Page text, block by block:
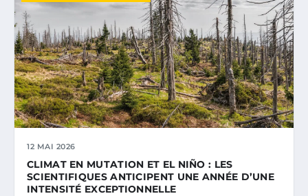
12 MAI 2026
CLIMAT EN MUTATION ET EL NIÑO : LES
SCIENTIFIQUES ANTICIPENT UNE ANNÉE D’UNE
INTENSITÉ EXCEPTIONNELLE